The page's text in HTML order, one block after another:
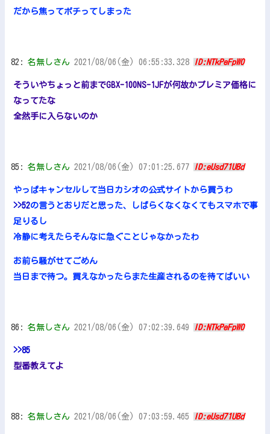
だから焦ってポチってしまった
82: 名無しさん 2021/08/06(金) 06:55:33.328 ID:NTkPeFpW0
そういやちょっと前までGBX-100NS-1JFが何故かプレミア価格に
なってたな
全然手に入らないのか
85: 名無しさん 2021/08/06(金) 07:01:25.677 ID:eUsd71UBd
やっぱキャンセルして当日カシオの公式サイトから買うわ
>>52の言うとおりだと思った、しばらくなくなくてもスマホで事
足りるし
冷静に考えたらそんなに急ぐことじゃなかったわ
お前ら騒がせてごめん
当日まで待つ。買えなかったらまた生産されるのを待てばいい
86: 名無しさん 2021/08/06(金) 07:02:39.649 ID:NTkPeFpW0
>>85
型番教えてよ
88: 名無しさん 2021/08/06(金) 07:03:59.465 ID:eUsd71UBd